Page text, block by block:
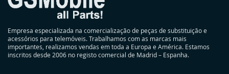
Empresa especializada na comercialização de peças de substituição e
acessórios para telemóveis. Trabalhamos com as marcas mais
importantes, realizamos vendas em toda a Europa e América. Estamos
inscritos desde 2006 no registo comercial de Madrid – Espanha.